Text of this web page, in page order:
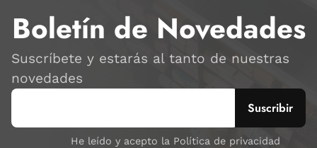
Boletín de Novedades
Suscríbete y estarás al tanto de nuestras
novedades
He leído y acepto la Política de privacidad